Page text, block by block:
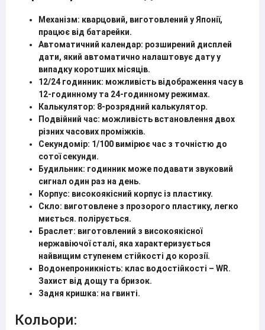
Механізм: кварцовий, виготовлений у Японії,
працює від батарейки.
Автоматичний календар: розширений дисплей
дати, який автоматично налаштовує дату у
випадку коротших місяців.
12/24 годинник: можливість відображення часу в
12-годинному та 24-годинному режимах.
Калькулятор: 8-розрядний калькулятор.
Подвійний час: можливість встановлення двох
різних часових проміжків.
Секундомір: 1/100 вимірює час з точністю до
сотої секунди.
Будильник: годинник може подавати звуковий
сигнал один раз на день.
Корпус: високоякісний корпус із пластику.
Скло: виготовлене з прозорого пластику, легко
миється. полірується.
Браслет: виготовлений з високоякісної
нержавіючої сталі, яка характеризується
найвищим ступенем стійкості до корозії.
Водонепроникність: клас водостійкості – WR.
Захист від дощу та бризок.
Задня кришка: на гвинті.
Кольори: